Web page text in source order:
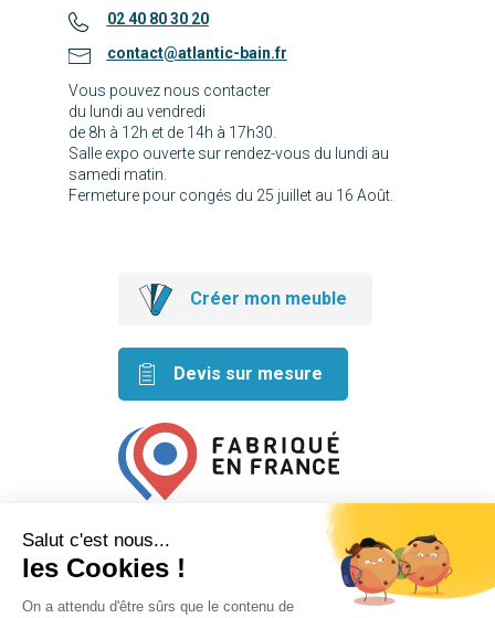
02 40 80 30 20
contact@atlantic-bain.fr
Vous pouvez nous contacter
du lundi au vendredi
de 8h à 12h et de 14h à 17h30.
Salle expo ouverte sur rendez-vous du lundi au
samedi matin.
Fermeture pour congés du 25 juillet au 16 Août.
Créer mon meuble
Devis sur mesure
Retrouvez nos idées créatives
sur les réseaux